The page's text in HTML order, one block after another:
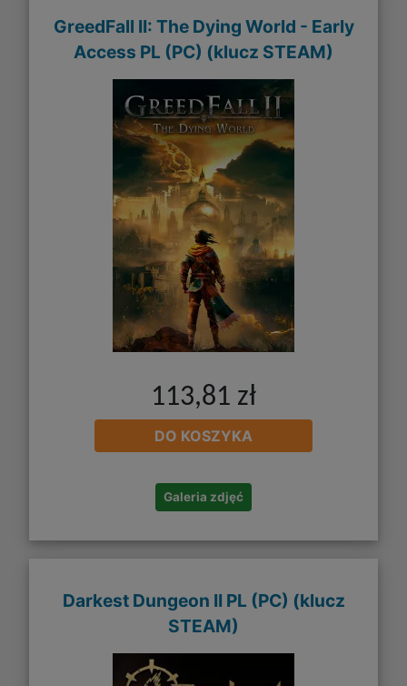
GreedFall II: The Dying World - Early
Access PL (PC) (klucz STEAM)
113,81 zł
DO KOSZYKA
Galeria zdjęć
Darkest Dungeon II PL (PC) (klucz
STEAM)